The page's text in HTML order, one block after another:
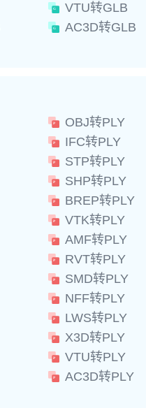
VTU转GLB
AC3D转GLB
OBJ转PLY
IFC转PLY
STP转PLY
SHP转PLY
BREP转PLY
VTK转PLY
AMF转PLY
RVT转PLY
SMD转PLY
NFF转PLY
LWS转PLY
X3D转PLY
VTU转PLY
AC3D转PLY